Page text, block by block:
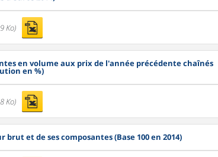
Ko)
en volume aux prix de l'année précédente chaînés
en %)
Ko)
et de ses composantes (Base 100 en 2014)